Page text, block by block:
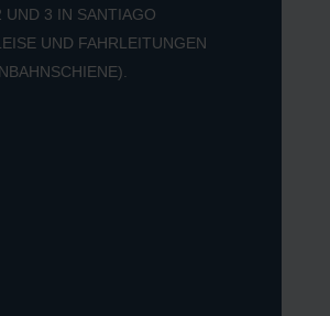
UND 3 IN SANTIAGO
UND FAHRLEITUNGEN
(im Rahmen der
Bahnlinie 2 in Santiago).